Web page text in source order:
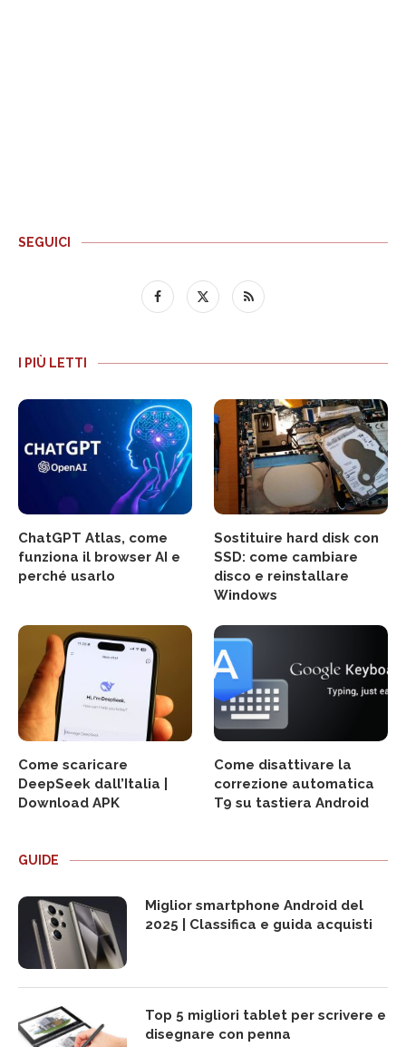
SEGUICI
I PIÙ LETTI
ChatGPT Atlas, come
funziona il browser AI e
perché usarlo
Sostituire hard disk con
SSD: come cambiare
disco e reinstallare
Windows
Come scaricare
DeepSeek dall’Italia |
Download APK
Come disattivare la
correzione automatica
T9 su tastiera Android
GUIDE
Miglior smartphone Android del
2025 | Classifica e guida acquisti
Top 5 migliori tablet per scrivere e
disegnare con penna